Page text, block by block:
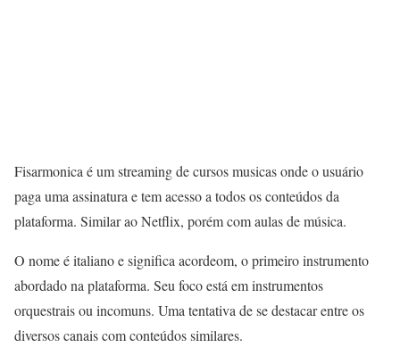
Fisarmonica é um streaming de cursos musicas onde o usuário
paga uma assinatura e tem acesso a todos os conteúdos da
plataforma. Similar ao Netflix, porém com aulas de música.
O nome é italiano e significa acordeom, o primeiro instrumento
abordado na plataforma. Seu foco está em instrumentos
orquestrais ou incomuns. Uma tentativa de se destacar entre os
diversos canais com conteúdos similares.